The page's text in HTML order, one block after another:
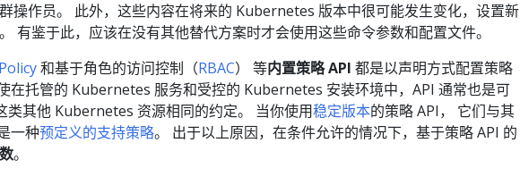
操作员。 此外，这些内容在将来的 Kubernetes 版本中很可能发生变化，设置新
有鉴于此，应该在没有其他替代方案时才会使用这些命令参数和配置文件。
和基于角色的访问控制（RBAC） 等内置策略 API 都是以声明方式配置策略
在托管的 Kubernetes 服务和受控的 Kubernetes 安装环境中，API 通常也是可
类其他 Kubernetes 资源相同的约定。 当你使用稳定版本的策略 API， 它们与其
一种预定义的支持策略。 出于以上原因，在条件允许的情况下，基于策略 API 的
。